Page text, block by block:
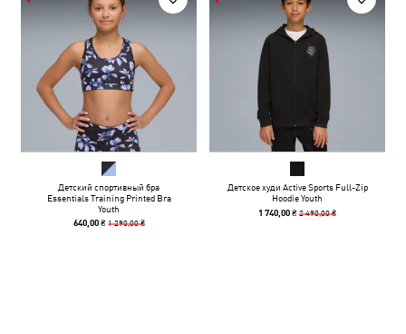
Детский спортивный бра
Essentials Training Printed Bra
Youth
640,00 ₴ 1 290,00 ₴
Детское худи Active Sports Full-Zip
Hoodie Youth
1 740,00 ₴2 490,00 ₴